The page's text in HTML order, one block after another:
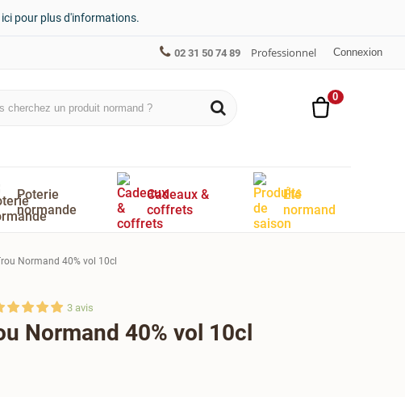
pour plus d'informations.
02 31 50 74 89 Professionnel Connexion
0
Poterie
normande
Cadeaux &
coffrets
Été
normand
Normand 40% vol 10cl
3avis
Normand 40% vol 10cl